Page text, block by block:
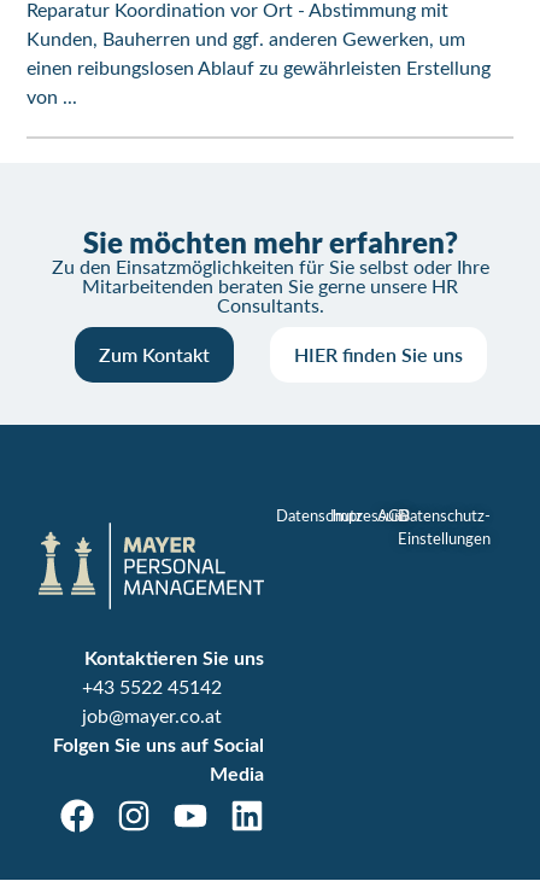
Reparatur Koordination vor Ort - Abstimmung mit
Kunden, Bauherren und ggf. anderen Gewerken, um
einen reibungslosen Ablauf zu gewährleisten Erstellung
von ...
Sie möchten mehr erfahren?
Zu den Einsatzmöglichkeiten für Sie selbst oder Ihre
Mitarbeitenden beraten Sie gerne unsere HR
Consultants.
Zum Kontakt HIER finden Sie uns
Kontaktieren Sie uns
+43 5522 45142
job@mayer.co.at
Folgen Sie uns auf Social
Media
DatenschutzImpressum
AGBDatenschutz-
Einstellungen